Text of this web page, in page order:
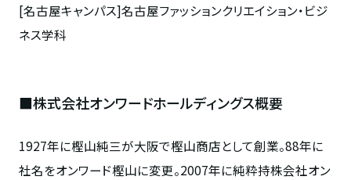
[名古屋キャンパス]名古屋ファッションクリエイション・ビジ
ネス学科
■株式会社オンワードホールディングス概要
1927年に樫山純三が大阪で樫山商店として創業。88年に
社名をオンワード樫山に変更。2007年に純粋持株会社オン